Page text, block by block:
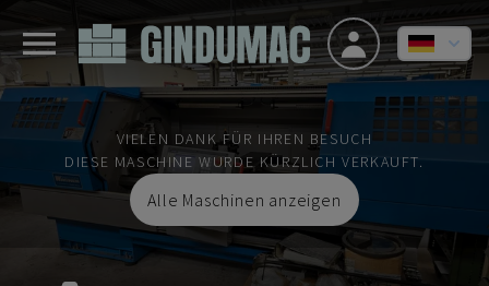
VIELEN DANK FÜR IHREN BESUCH
DIESE MASCHINE WURDE KÜRZLICH VERKAUFT.
Alle Maschinen anzeigen